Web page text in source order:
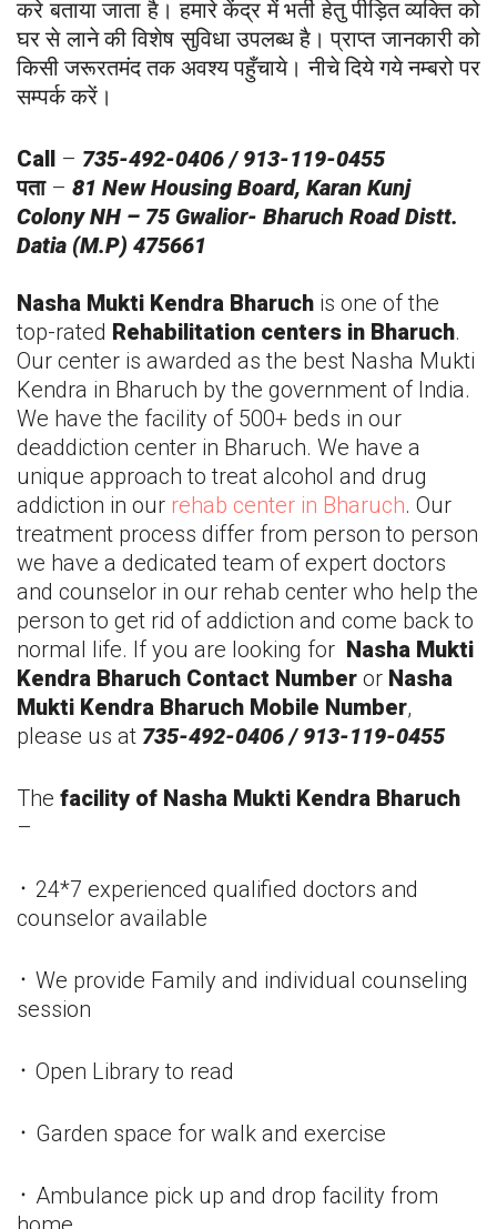
करे बताया जाता है। हमारे केंद्र में भर्ती हेतु पीड़ित व्यक्ति को
घर से लाने की विशेष सुविधा उपलब्ध है। प्राप्त जानकारी को
किसी जरूरतमंद तक अवश्य पहुँचाये। नीचे दिये गये नम्बरो पर
सम्पर्क करें।
Call – 735-492-0406 / 913-119-0455
पता– 81 New Housing Board, Karan Kunj
Colony NH – 75 Gwalior- Bharuch Road Distt.
Datia (M.P) 475661
Nasha Mukti Kendra Bharuch is one of the
top-rated Rehabilitation centers in Bharuch.
Our center is awarded as the best Nasha Mukti
Kendra in Bharuch by the government of India.
We have the facility of 500+ beds in our
deaddiction center in Bharuch. We have a
unique approach to treat alcohol and drug
addiction in our rehab center in Bharuch. Our
treatment process differ from person to person
we have a dedicated team of expert doctors
and counselor in our rehab center who help the
person to get rid of addiction and come back to
normal life. If you are looking for Nasha Mukti
Kendra Bharuch Contact Number or Nasha
Mukti Kendra Bharuch Mobile Number,
please us at 735-492-0406 / 913-119-0455
The facility of Nasha Mukti Kendra Bharuch
–
᛫ 24*7 experienced qualified doctors and
counselor available
᛫ We provide Family and individual counseling
session
᛫ Open Library to read
᛫ Garden space for walk and exercise
᛫ Ambulance pick up and drop facility from